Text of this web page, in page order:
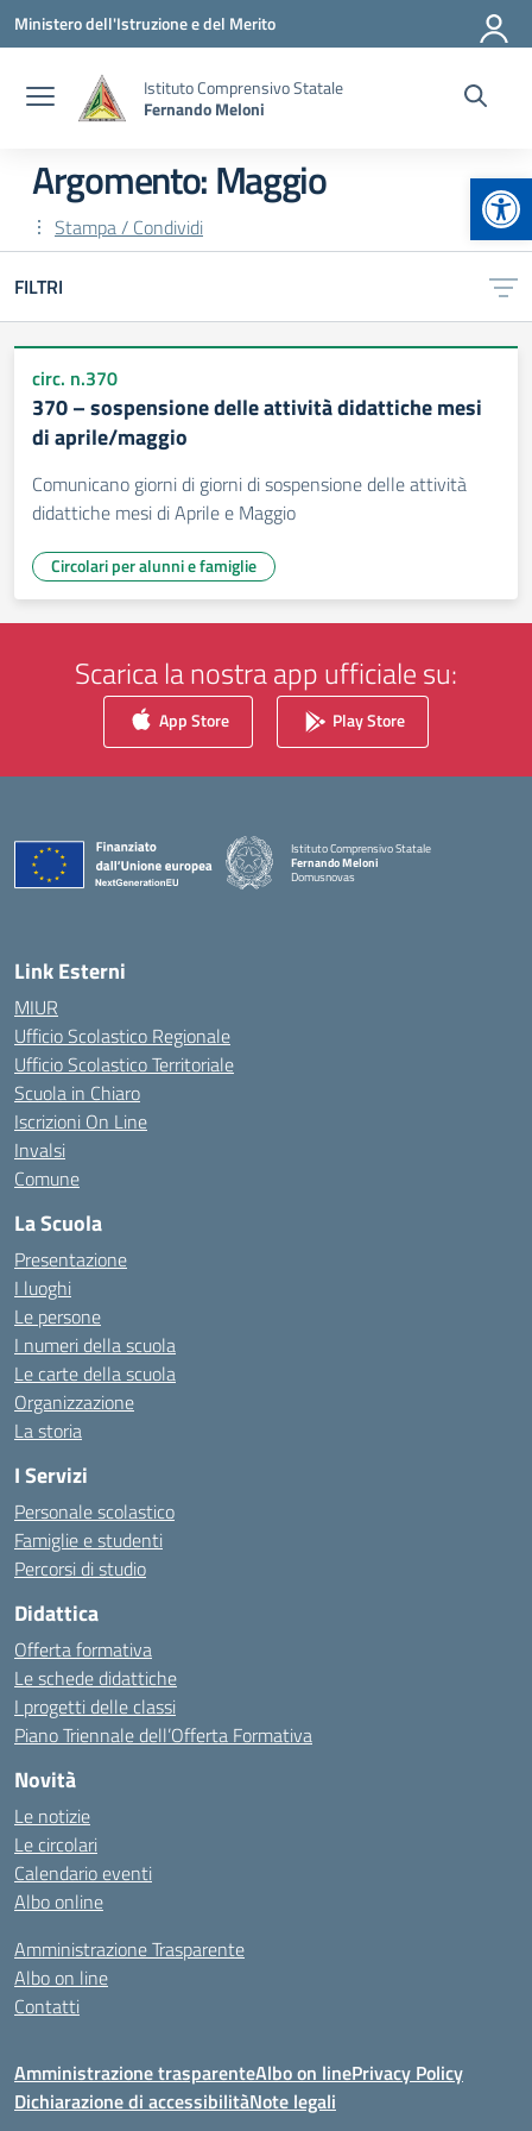
Vai ai contenuti
Vai al menu di navigazione
Vai al footer
Ministero dell'Istruzione e del Merito
Istituto Comprensivo Statale
Fernando Meloni
Argomento: Maggio
Stampa / Condividi
FILTRI
circ. n.370
370 – sospensione delle attività didattiche mesi
di aprile/maggio
Comunicano giorni di giorni di sospensione delle attività
didattiche mesi di Aprile e Maggio
Circolari per alunni e famiglie
Scarica la nostra app ufficiale su:
App Store Play Store
Istituto Comprensivo Statale
Fernando Meloni
Domusnovas
Link Esterni
MIUR
Ufficio Scolastico Regionale
Ufficio Scolastico Territoriale
Scuola in Chiaro
Iscrizioni On Line
Invalsi
Comune
La Scuola
Presentazione
I luoghi
Le persone
I numeri della scuola
Le carte della scuola
Organizzazione
La storia
I Servizi
Personale scolastico
Famiglie e studenti
Percorsi di studio
Didattica
Offerta formativa
Le schede didattiche
I progetti delle classi
Piano Triennale dell’Offerta Formativa
Novità
Le notizie
Le circolari
Calendario eventi
Albo online
Amministrazione Trasparente
Albo on line
Contatti
Amministrazione trasparenteAlbo on linePrivacy Policy
Dichiarazione di accessibilitàNote legali